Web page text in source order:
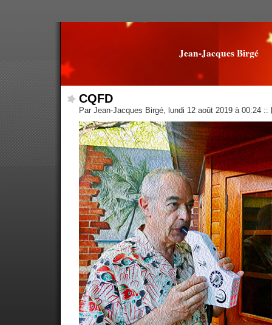
Jean-Jacques Birgé
CQFD
Par Jean-Jacques Birgé, lundi 12 août 2019 à 00:24 ::